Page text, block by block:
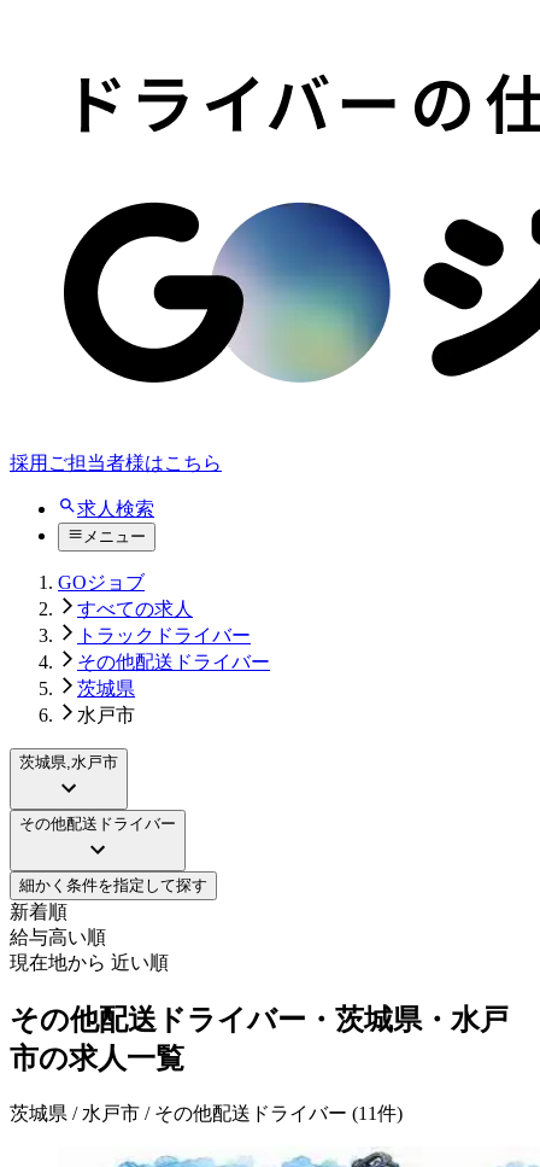
採用ご担当者様はこちら
求人検索
メニュー
GOジョブ
すべての求人
トラックドライバー
その他配送ドライバー
茨城県
水戸市
茨城県,水戸市
その他配送ドライバー
細かく条件を指定して探す
新着順
給与高い順
現在地から 近い順
その他配送ドライバー・茨城県・水戸
市の求人一覧
茨城県 / 水戸市 / その他配送ドライバー (11件)